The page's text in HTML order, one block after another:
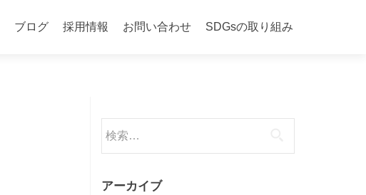
ブログ 採用情報 お問い合わせ SDGsの取り組み
索:
アーカイブ